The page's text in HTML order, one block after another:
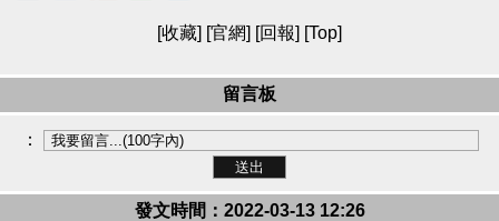
[收藏] [官網] [回報] [Top]
留言板
：
發文時間：2022-03-13 12:26